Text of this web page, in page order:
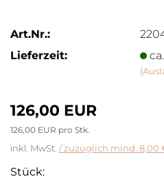
Art.Nr.:
Lieferzeit:
126,00 EUR
126,00 EUR pro Stk.
inkl. MwSt. / zuzüglich mind. 8,00
Stück: